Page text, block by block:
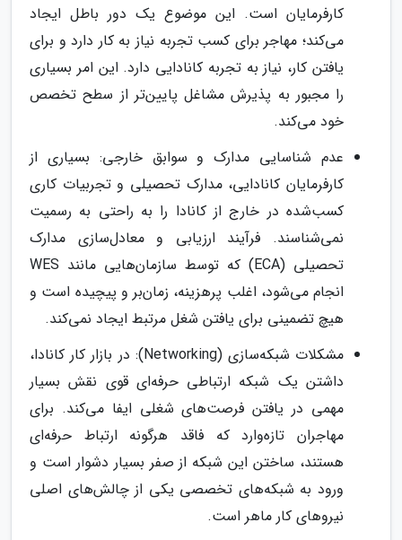
کارفرمایان است. این موضوع یک دور باطل ایجاد
می‌کند؛ مهاجر برای کسب تجربه نیاز به کار دارد و برای
یافتن کار، نیاز به تجربه کانادایی دارد. این امر بسیاری
را مجبور به پذیرش مشاغل پایین‌تر از سطح تخصص
خود می‌کند.
عدم شناسایی مدارک و سوابق خارجی: بسیاری از
کارفرمایان کانادایی، مدارک تحصیلی و تجربیات کاری
کسب‌شده در خارج از کانادا را به راحتی به رسمیت
نمی‌شناسند. فرآیند ارزیابی و معادل‌سازی مدارک
تحصیلی (ECA) که توسط سازمان‌هایی مانند WES
انجام می‌شود، اغلب پرهزینه، زمان‌بر و پیچیده است و
هیچ تضمینی برای یافتن شغل مرتبط ایجاد نمی‌کند.
مشکلات شبکه‌سازی (Networking): در بازار کار کانادا،
داشتن یک شبکه ارتباطی حرفه‌ای قوی نقش بسیار
مهمی در یافتن فرصت‌های شغلی ایفا می‌کند. برای
مهاجران تازه‌وارد که فاقد هرگونه ارتباط حرفه‌ای
هستند، ساختن این شبکه از صفر بسیار دشوار است و
ورود به شبکه‌های تخصصی یکی از چالش‌های اصلی
نیروهای کار ماهر است.